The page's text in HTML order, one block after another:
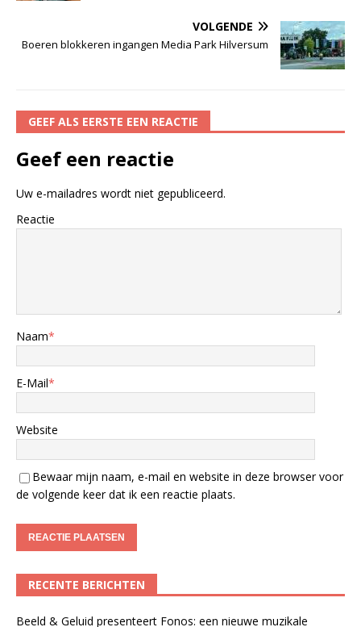
VOLGENDE
Boeren blokkeren ingangen Media Park Hilversum
GEEF ALS EERSTE EEN REACTIE
Geef een reactie
Uw e-mailadres wordt niet gepubliceerd.
Reactie
Naam*
E-Mail*
Website
Bewaar mijn naam, e-mail en website in deze browser voor
de volgende keer dat ik een reactie plaats.
RECENTE BERICHTEN
Beeld & Geluid presenteert Fonos: een nieuwe muzikale